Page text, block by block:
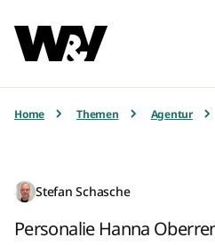
Home Themen Agentur
Stefan Schasche
Personalie Hanna